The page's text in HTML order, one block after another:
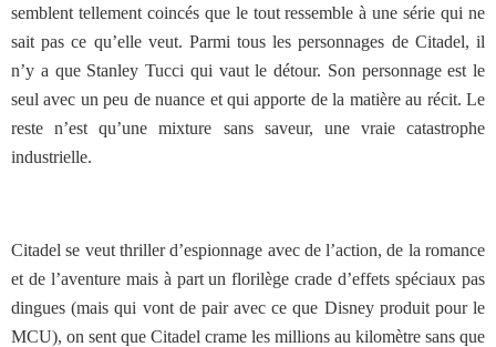
semblent tellement coincés que le tout ressemble à une série qui ne
sait pas ce qu’elle veut. Parmi tous les personnages de Citadel, il
n’y a que Stanley Tucci qui vaut le détour. Son personnage est le
seul avec un peu de nuance et qui apporte de la matière au récit. Le
reste n’est qu’une mixture sans saveur, une vraie catastrophe
industrielle.
Citadel se veut thriller d’espionnage avec de l’action, de la romance
et de l’aventure mais à part un florilège crade d’effets spéciaux pas
dingues (mais qui vont de pair avec ce que Disney produit pour le
MCU), on sent que Citadel crame les millions au kilomètre sans que